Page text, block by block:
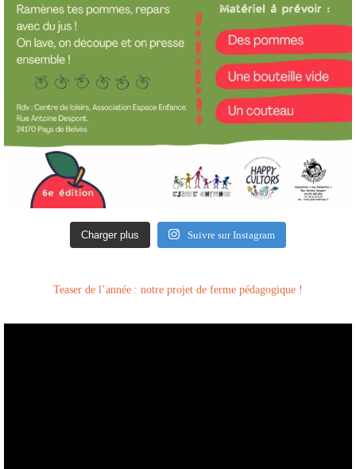
Charger plus Suivre sur Instagram
Teaser de l’année : notre projet de ferme pédagogique !